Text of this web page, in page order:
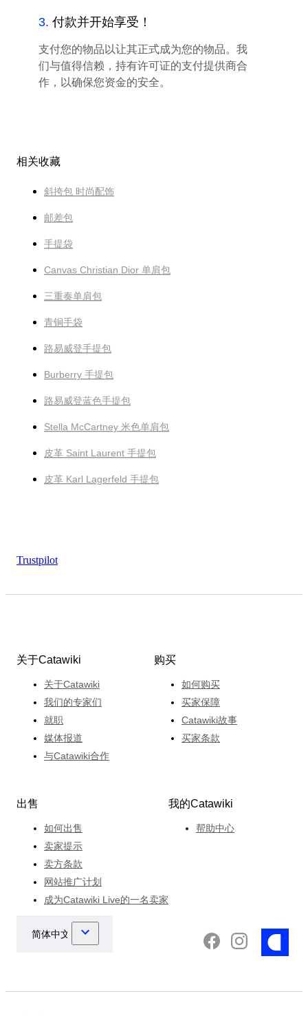
3. 付款并开始享受！
支付您的物品以让其正式成为您的物品。我
们与值得信赖，持有许可证的支付提供商合
作，以确保您资金的安全。
相关收藏
斜挎包 时尚配饰
邮差包
手提袋
Canvas Christian Dior 单肩包
三重奏单肩包
青铜手袋
路易威登手提包
Burberry 手提包
路易威登蓝色手提包
Stella McCartney 米色单肩包
皮革 Saint Laurent 手提包
皮革 Karl Lagerfeld 手提包
Trustpilot
关于Catawiki
关于Catawiki
我们的专家们
就职
媒体报道
与Catawiki合作
购买
如何购买
买家保障
Catawiki故事
买家条款
出售
如何出售
卖家提示
卖方条款
网站推广计划
成为Catawiki Live的一名卖家
我的Catawiki
帮助中心